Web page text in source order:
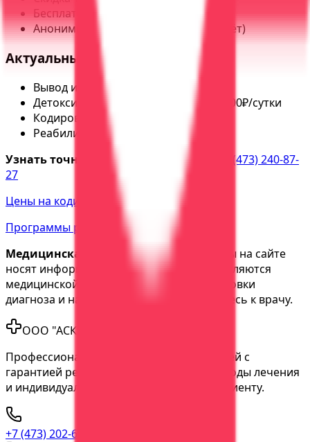
Бесплатная консультация и осмотр
Анонимность (без постановки на учёт)
Актуальные цены:
Вывод из запоя на дому — от 3000₽
Детоксикация в стационаре — от 3500₽/сутки
Кодирование — от 5000₽
Реабилитация — от 45000₽/месяц
Узнать точную стоимость лечения:
+7 (473) 240-87-
27
Цены на кодирование →
Программы реабилитации →
Медицинская информация:Материалы на сайте
носят информационный характер и не являются
медицинской консультацией. Для постановки
диагноза и назначения лечения обратитесь к врачу.
ООО "АСК Вера"
Профессиональное лечение зависимостей с
гарантией результата. Современные методы лечения
и индивидуальный подход к каждому пациенту.
+7 (473) 202-60-03